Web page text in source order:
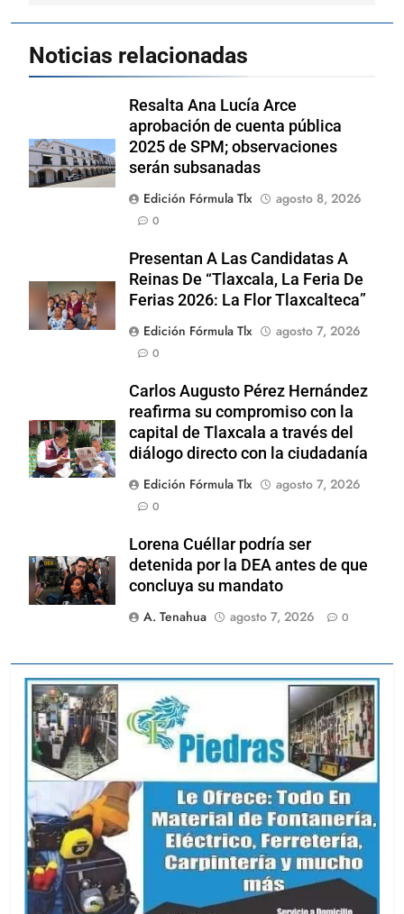
Noticias relacionadas
Resalta Ana Lucía Arce
aprobación de cuenta pública
2025 de SPM; observaciones
serán subsanadas
Edición Fórmula Tlx
agosto 8, 2026
0
Presentan A Las Candidatas A
Reinas De “Tlaxcala, La Feria De
Ferias 2026: La Flor Tlaxcalteca”
Edición Fórmula Tlx
agosto 7, 2026
0
Carlos Augusto Pérez Hernández
reafirma su compromiso con la
capital de Tlaxcala a través del
diálogo directo con la ciudadanía
Edición Fórmula Tlx
agosto 7, 2026
0
Lorena Cuéllar podría ser
detenida por la DEA antes de que
concluya su mandato
A. Tenahua
agosto 7, 2026 0